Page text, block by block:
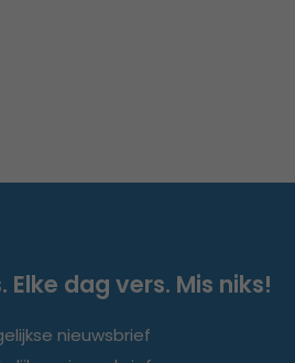
dag vers. Mis niks!
nieuwsbrief